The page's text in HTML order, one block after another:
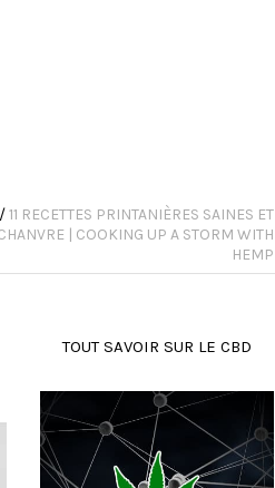
/11 RECETTES PRINTANIÈRES SAINES ET
| COOKING UP A STORM WITH
HEMP
TOUT SAVOIR SUR LE CBD